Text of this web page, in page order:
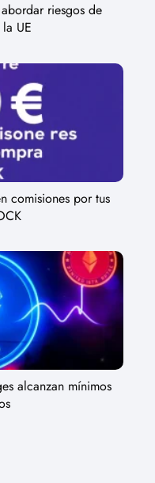
riesgos de
UE
comisiones por tus
alcanzan mínimos